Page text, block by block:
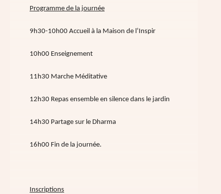
Programme de la journée
9h30-10h00 Accueil à la Maison de l’Inspir
10h00 Enseignement
11h30 Marche Méditative
12h30 Repas ensemble en silence dans le jardin
14h30 Partage sur le Dharma
16h00 Fin de la journée.
Inscriptions